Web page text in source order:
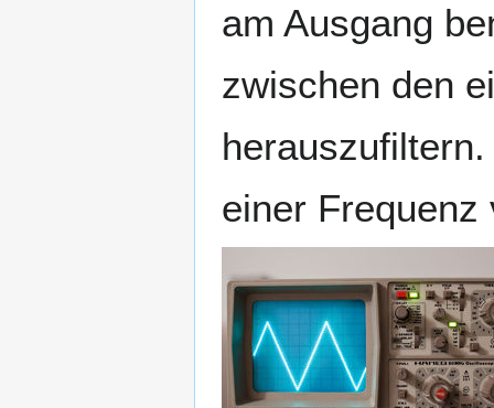
am Ausgang
zwischen den
einer